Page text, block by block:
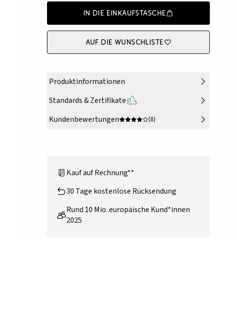
In die Einkaufstasche
Auf die Wunschliste
Produktinformationen
Standards & Zertifikate
Kundenbewertungen
(8)
Kauf auf Rechnung**
30 Tage kostenlose Rücksendung
Rund 10 Mio. europäische Kund*innen
2025